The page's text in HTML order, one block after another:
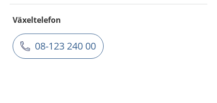
Växeltelefon
08-123 240 00